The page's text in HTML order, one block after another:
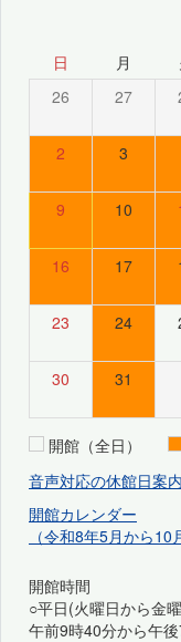
日 月
26 27
2 3
9 10
16 17
23 24
30 31
開館（全日）
音声対応の休館日案内
開館カレンダー
（令和8年5月から10
開館時間
○平日(火曜日から金
午前9時40分から午